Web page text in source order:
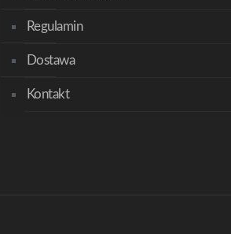
Regulamin
Dostawa
Kontakt